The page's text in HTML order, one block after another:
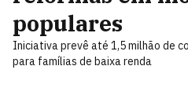
populares
Iniciativa prevê até 1,5 milhão de
para famílias de baixa renda